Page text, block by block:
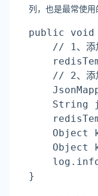
列，也是最常使用
public void
// 1、添加
// 2、添加
String
Object
Object
}